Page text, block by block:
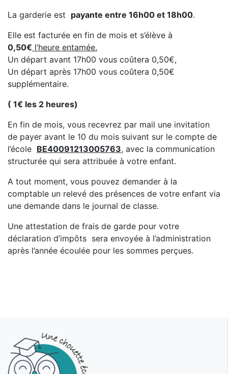
La garderie est payante entre 16h00 et 18h00.
Elle est facturée en fin de mois et s’élève à
0,50€ l’heure entamée.
Un départ avant 17h00 vous coûtera 0,50€,
Un départ après 17h00 vous coûtera 0,50€
supplémentaire.
( 1€ les 2 heures)
En fin de mois, vous recevrez par mail une invitation
de payer avant le 10 du mois suivant sur le compte de
l’école BE40091213005763, avec la communication
structurée qui sera attribuée à votre enfant.
A tout moment, vous pouvez demander à la
comptable un relevé des présences de votre enfant via
une demande dans le journal de classe.
Une attestation de frais de garde pour votre
déclaration d’impôts sera envoyée à l’administration
après l’année écoulée pour les sommes perçues.